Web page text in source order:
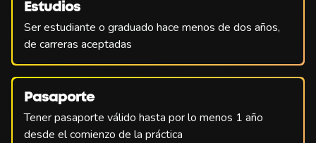
Estudios
Ser estudiante o graduado hace menos de dos años,
de carreras aceptadas
Pasaporte
Tener pasaporte válido hasta por lo menos 1 año
desde el comienzo de la práctica